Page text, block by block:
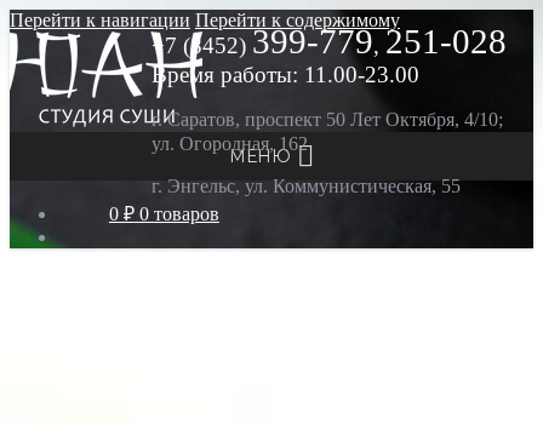
Перейти к навигации Перейти к содержимому
МЕНЮ
0 ₽ 0 товаров
+7 (8452) 399-779, 251-028
Время работы: 11.00-23.00
г. Саратов, проспект 50 Лет Октября, 4/10;
ул. Огородная, 162
г. Энгельс, ул. Коммунистическая, 55